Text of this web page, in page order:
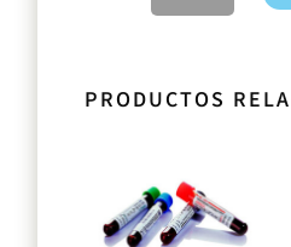
susceptibilidad
PRODUCTOS